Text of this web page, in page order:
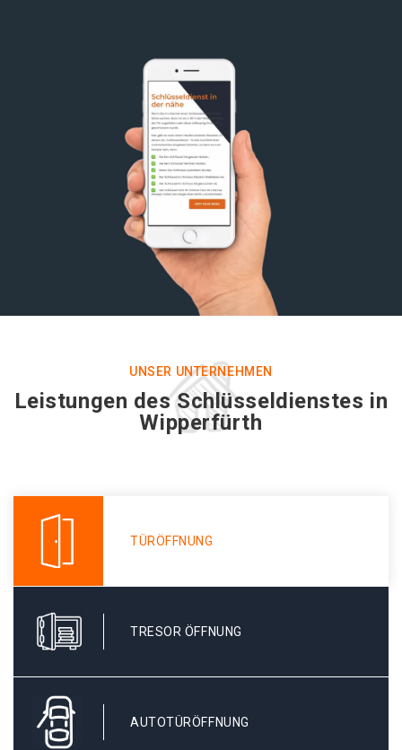
UNSER UNTERNEHMEN
Leistungen des Schlüsseldienstes in
Wipperfürth
TÜRÖFFNUNG
TRESOR ÖFFNUNG
AUTOTÜRÖFFNUNG